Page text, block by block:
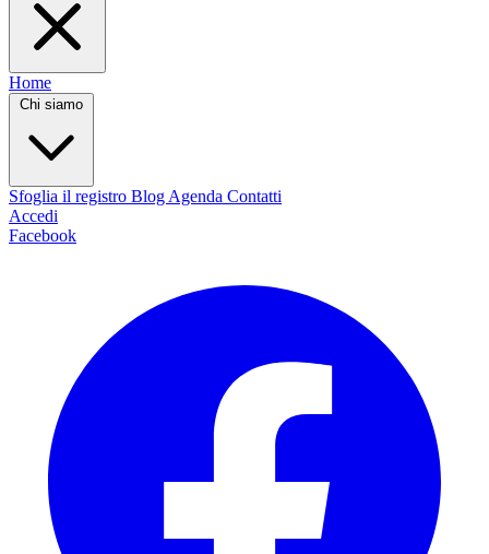
Home
Chi siamo
Sfoglia il registro Blog Agenda Contatti
Accedi
Facebook